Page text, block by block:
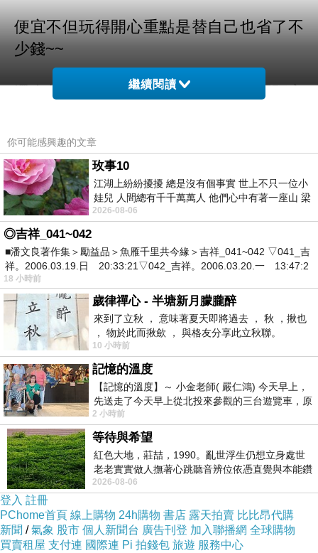
便宜不但玩得開心重點是替自己也省了不
少錢~~
還在苦惱不知道出遊想預訂房間哪裡預定
的嗎?快來看看唷~~
而且聽說這邊是可以全世界訂房
也太方便了吧！！不用在那邊找翻譯啦ＱＱ
達沃大富豪飯店 - 達弗澳 的介紹在下面
如果有興趣到這附近玩的，不妨可以看看喔！
以下是 達沃大富豪飯店 - 達弗澳 的介紹 如果也
跟我一樣喜歡不妨看看喔!
PS.若您家裡有0~4歲的小朋友，
我進入索取免費好物
PS2.結緍後漸漸沒有性福感了?性趣全消了嗎?來
這選些性福小物吧~~
繼續閱讀
你可能感興趣的文章
玫事10
江湖上紛紛擾擾 總是沒有個事實 世上不只一位小
娃兒 人間總有千千萬萬人 他們心中有著一座山 梁
山佛山泰華衡恆嵩 一山之高
2026-08-06
◎吉祥_041~042
■潘文良著作集＞勵益品＞魚雁千里共今緣＞吉祥_041~042 ▽041_吉
祥。2006.03.19.日 20:33:21▽042_吉祥。2006.03.20.一 13:47:2
18 小時前
歲律禪心 - 半塘新月朦朧醉
來到了立秋 ， 意味著夏天即將過去 ， 秋 ，揪也
， 物於此而揪歛 ， 與格友分享此立秋聯。
10 小時前
記憶的溫度
【記憶的溫度】～ 小金老師( 嚴仁鴻) 今天早上，
先送走了今天早上從北投來參觀的三台遊覽車，原
以為展場已經差不多要安靜下來，卻發
2 小時前
等待與希望
紅色大地，莊喆，1990。亂世浮生仍想立身處世
老老實實做人撫著心跳聽音辨位依憑直覺與本能鑽
向裂隙的亮處探索另一個心聲另一個共鳴的
2026-08-06
登入 註冊
PChome首頁 線上購物 24h購物 書店 露天拍賣 比比昂代購
新聞 /氣象 股市 個人新聞台 廣告刊登 加入聯播網 全球購物
買賣租屋 支付連 國際連 Pi 拍錢包 旅遊 服務中心